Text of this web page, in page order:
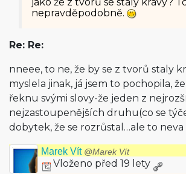
nepravděpodobně.
Re: Re:
nneee, to ne, že by se z tvorů staly
myslela jinak, já jsem to pochopila,
řeknu svými slovy-že jeden z
nejzastoupenějších druhu(co se
dobytek, že se rozrůstal…ale to neva
Marek Vít @Marek Vít
Vloženo před 19 lety